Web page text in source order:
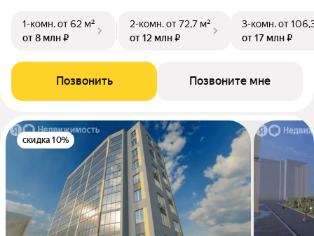
1-комн.от 62 м²
от 8 млн ₽
2-комн.от 72,7 м²
от 12 млн ₽
3-комн.от
от 17 млн ₽
Позвонить Позвоните мне
скидка 10%